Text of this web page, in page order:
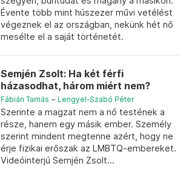
Évente több mint húszezer művi vetélést
végeznek el az országban, nekünk hét nő
mesélte el a saját történetét.
Semjén Zsolt: Ha két férfi
házasodhat, három miért nem?
Fábián Tamás – Lengyel-Szabó Péter
Szerinte a magzat nem a nő testének a
része, hanem egy másik ember. Személy
szerint mindent megtenne azért, hogy ne
érje fizikai erőszak az LMBTQ-embereket.
Videóinterjú Semjén Zsolt...